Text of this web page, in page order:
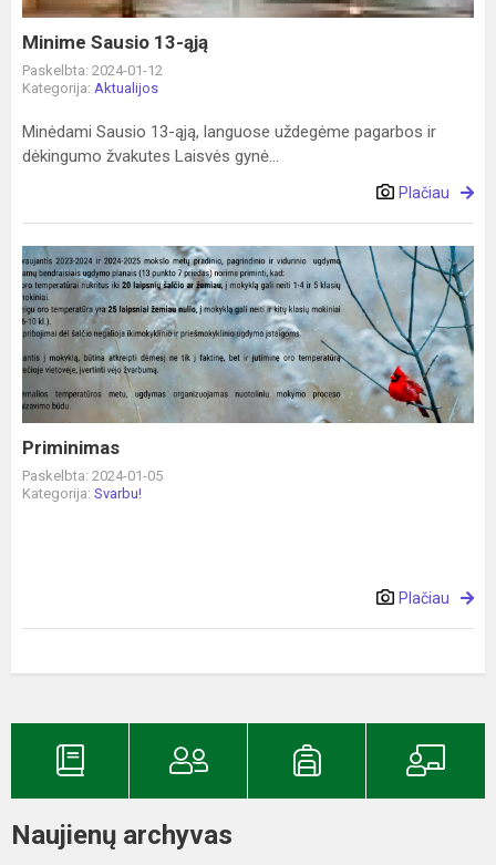
Minime Sausio 13-ąją
Paskelbta: 2024-01-12
Kategorija: Aktualijos
Minėdami Sausio 13-ąją, languose uždegėme pagarbos ir
dėkingumo žvakutes Laisvės gynė...
Plačiau
Priminimas
Priminimas
Paskelbta: 2024-01-05
Kategorija: Svarbu!
Plačiau
Naujienų archyvas